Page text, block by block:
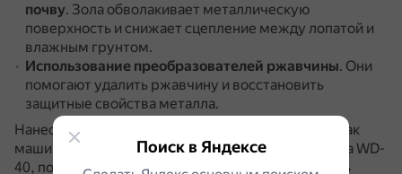
почву. Зола обволакивает металлическую
поверхность и снижает сцепление между лопатой и
влажным грунтом.
Использование преобразователей ржавчины. Они
помогают удалить ржавчину и восстановить
защитные свойства металла.
Нанесение на лопату смазочных веществ, таких как
машинное масло или универсальные составы типа WD-
40, позволяет на некоторое время предотвратить
Поиск в Яндексе